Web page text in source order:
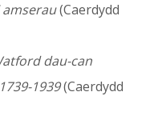
amserau(Caerdydd
dau-can
1939(Caerdydd